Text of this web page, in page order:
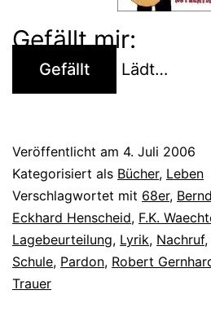
Gefällt mir:
Gefällt Lädt…
Veröffentlicht am 4. Juli 2006
Kategorisiert als Bücher, Leben
Verschlagwortet mit 68er,
Eckhard Henscheid, F.K.
Lagebeurteilung, Lyrik, Nachruf,
Schule, Pardon, Robert
Trauer